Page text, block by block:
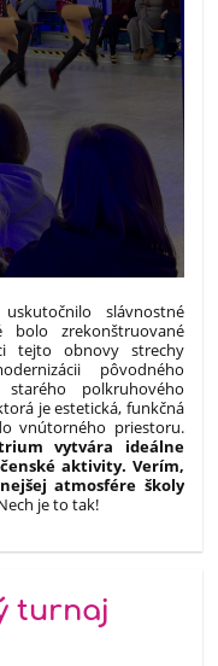
slávnostné
bolo zrekonštruované
tejto obnovy strechy
pôvodného
starého polkruhového
je estetická, funkčná
vnútorného priestoru.
vytvára ideálne
aktivity. Verím,
atmosfére školy
je to tak!
turnaj